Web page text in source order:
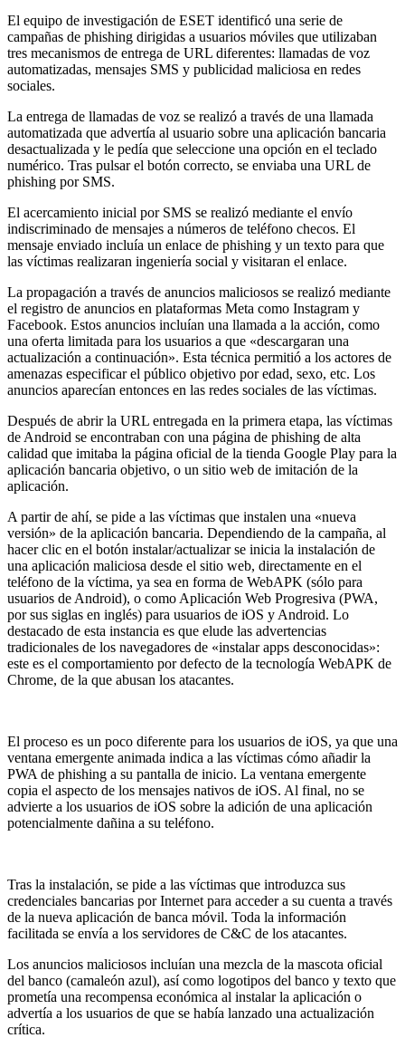
El equipo de investigación de ESET identificó una serie de
campañas de phishing dirigidas a usuarios móviles que utilizaban
tres mecanismos de entrega de URL diferentes: llamadas de voz
automatizadas, mensajes SMS y publicidad maliciosa en redes
sociales.
La entrega de llamadas de voz se realizó a través de una llamada
automatizada que advertía al usuario sobre una aplicación bancaria
desactualizada y le pedía que seleccione una opción en el teclado
numérico. Tras pulsar el botón correcto, se enviaba una URL de
phishing por SMS.
El acercamiento inicial por SMS se realizó mediante el envío
indiscriminado de mensajes a números de teléfono checos. El
mensaje enviado incluía un enlace de phishing y un texto para que
las víctimas realizaran ingeniería social y visitaran el enlace.
La propagación a través de anuncios maliciosos se realizó mediante
el registro de anuncios en plataformas Meta como Instagram y
Facebook. Estos anuncios incluían una llamada a la acción, como
una oferta limitada para los usuarios a que «descargaran una
actualización a continuación». Esta técnica permitió a los actores de
amenazas especificar el público objetivo por edad, sexo, etc. Los
anuncios aparecían entonces en las redes sociales de las víctimas.
Después de abrir la URL entregada en la primera etapa, las víctimas
de Android se encontraban con una página de phishing de alta
calidad que imitaba la página oficial de la tienda Google Play para la
aplicación bancaria objetivo, o un sitio web de imitación de la
aplicación.
A partir de ahí, se pide a las víctimas que instalen una «nueva
versión» de la aplicación bancaria. Dependiendo de la campaña, al
hacer clic en el botón instalar/actualizar se inicia la instalación de
una aplicación maliciosa desde el sitio web, directamente en el
teléfono de la víctima, ya sea en forma de WebAPK (sólo para
usuarios de Android), o como Aplicación Web Progresiva (PWA,
por sus siglas en inglés) para usuarios de iOS y Android. Lo
destacado de esta instancia es que elude las advertencias
tradicionales de los navegadores de «instalar apps desconocidas»:
este es el comportamiento por defecto de la tecnología WebAPK de
Chrome, de la que abusan los atacantes.
El proceso es un poco diferente para los usuarios de iOS, ya que una
ventana emergente animada indica a las víctimas cómo añadir la
PWA de phishing a su pantalla de inicio. La ventana emergente
copia el aspecto de los mensajes nativos de iOS. Al final, no se
advierte a los usuarios de iOS sobre la adición de una aplicación
potencialmente dañina a su teléfono.
Tras la instalación, se pide a las víctimas que introduzca sus
credenciales bancarias por Internet para acceder a su cuenta a través
de la nueva aplicación de banca móvil. Toda la información
facilitada se envía a los servidores de C&C de los atacantes.
Los anuncios maliciosos incluían una mezcla de la mascota oficial
del banco (camaleón azul), así como logotipos del banco y texto que
prometía una recompensa económica al instalar la aplicación o
advertía a los usuarios de que se había lanzado una actualización
crítica.